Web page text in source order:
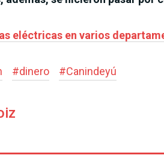
eléctricas en varios
#dinero #Canindeyú